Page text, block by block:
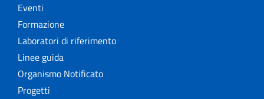
Eventi
Formazione
Laboratori di riferimento
Linee guida
Organismo Notificato
Progetti